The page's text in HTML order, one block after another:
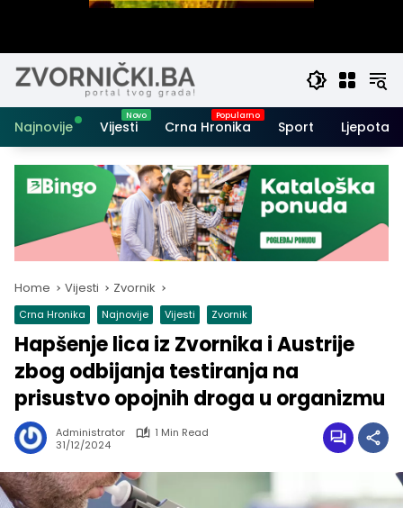
Najnovije Vijesti Crna Hronika Sport Ljepota i
Home Vijesti Zvornik
Crna Hronika Najnovije Vijesti Zvornik
Hapšenje lica iz Zvornika i Austrije
zbog odbijanja testiranja na
prisustvo opojnih droga u organizmu
Administrator
1 Min Read
31/12/2024